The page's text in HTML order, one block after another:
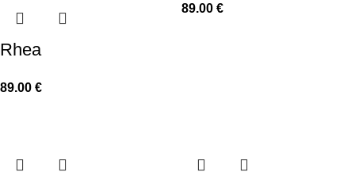
Rhea
89.00 €
89.00 €